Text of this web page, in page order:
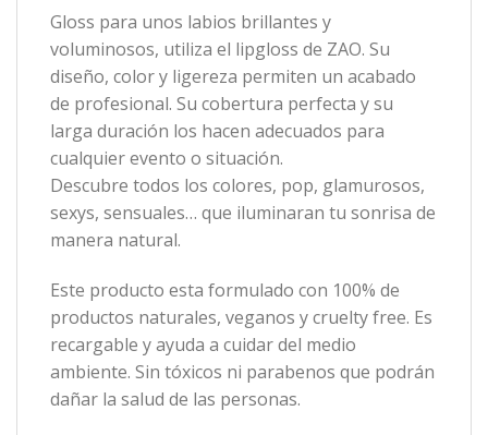
Gloss para unos labios brillantes y
voluminosos, utiliza el lipgloss de ZAO. Su
diseño, color y ligereza permiten un acabado
de profesional. Su cobertura perfecta y su
larga duración los hacen adecuados para
cualquier evento o situación.
Descubre todos los colores, pop, glamurosos,
sexys, sensuales… que iluminaran tu sonrisa de
manera natural.
Este producto esta formulado con 100% de
productos naturales, veganos y cruelty free. Es
recargable y ayuda a cuidar del medio
ambiente. Sin tóxicos ni parabenos que podrán
dañar la salud de las personas.